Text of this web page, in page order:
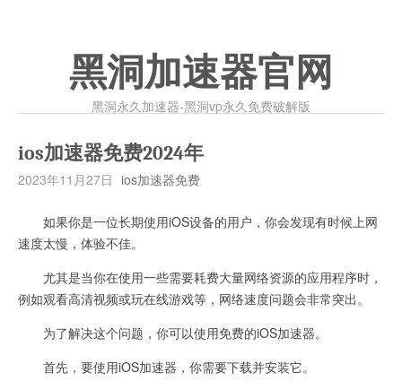
黑洞加速器官网
黑洞永久加速器-黑洞vp永久免费破解版
ios加速器免费2024年
2023年11月27日 ios加速器免费
如果你是一位长期使用iOS设备的用户，你会发现有时候上网
速度太慢，体验不佳。
尤其是当你在使用一些需要耗费大量网络资源的应用程序时，
例如观看高清视频或玩在线游戏等，网络速度问题会非常突出。
为了解决这个问题，你可以使用免费的iOS加速器。
首先，要使用iOS加速器，你需要下载并安装它。